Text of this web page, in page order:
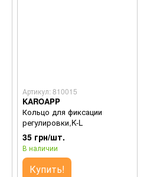
Артикул: 810015
KAROAPP
Кольцо для фиксации
регулировки,K-L
35 грн/шт.
В наличии
Купить!